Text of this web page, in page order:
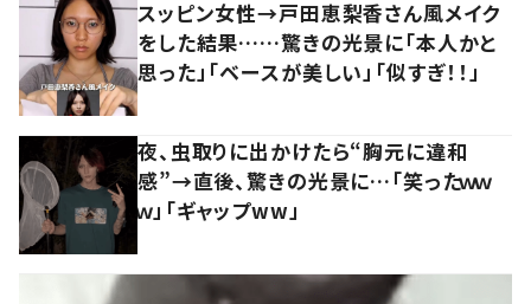
スッピン女性→戸田恵梨香さん風メイク
をした結果……驚きの光景に「本人かと
思った」「ベースが美しい」「似すぎ！！」
夜、虫取りに出かけたら“胸元に違和
感”→直後、驚きの光景に…「笑ったｗｗ
ｗ」「ギャップww」